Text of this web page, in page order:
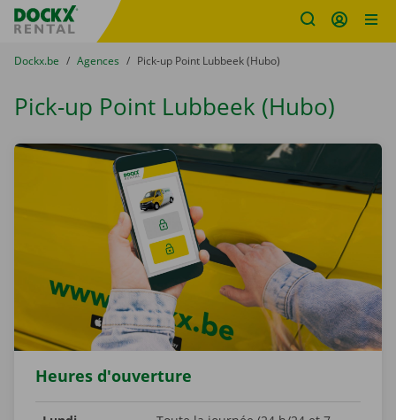
sitename
You are here:
du
Dockx.be to
Agences to
Pick-up Point Lubbeek (Hubo)
Pick-up Point Lubbeek (Hubo)
Heures d'ouverture